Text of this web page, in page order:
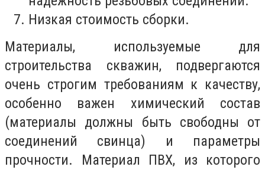
Низкая стоимость сборки.
Материалы, используемые для
строительства скважин, подвергаются
очень строгим требованиям к качеству,
особенно важен химический состав
(материалы должны быть свободны от
соединений свинца) и параметры
прочности. Материал ПВХ, из которого